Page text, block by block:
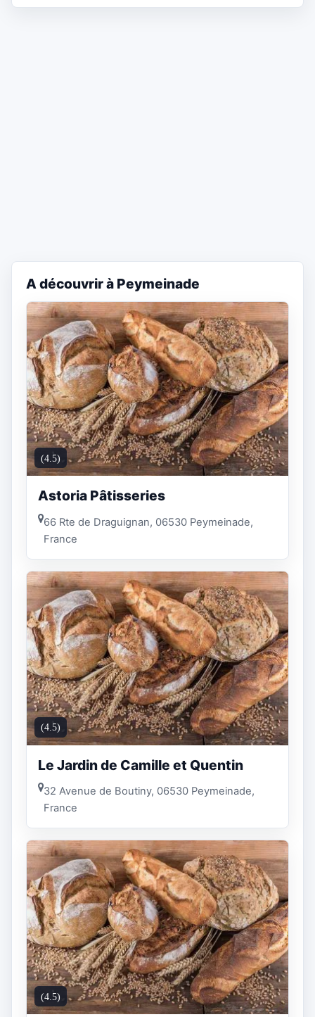
A découvrir à Peymeinade
(4.5)
Astoria Pâtisseries
66 Rte de Draguignan, 06530 Peymeinade,
France
(4.5)
Le Jardin de Camille et Quentin
32 Avenue de Boutiny, 06530 Peymeinade,
France
(4.5)